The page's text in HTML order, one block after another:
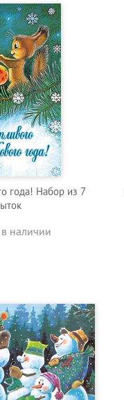
года! Набор из 7
в наличии